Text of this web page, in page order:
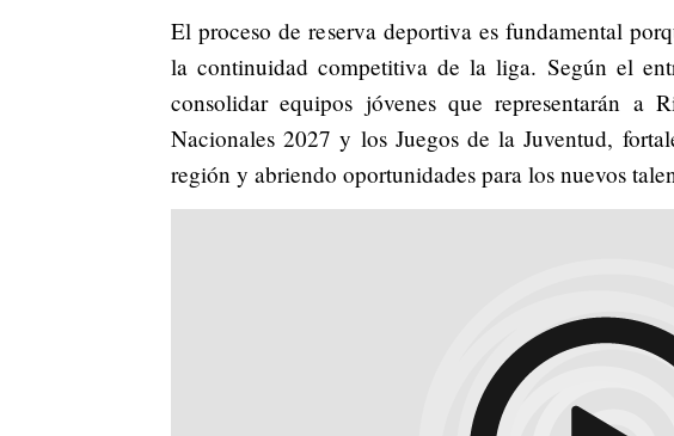
El proceso de reserva deportiva es fundamental
la continuidad competitiva de la liga. Según el
consolidar equipos jóvenes que representarán a
Nacionales 2027 y los Juegos de la Juventud,
región y abriendo oportunidades para los nuevos